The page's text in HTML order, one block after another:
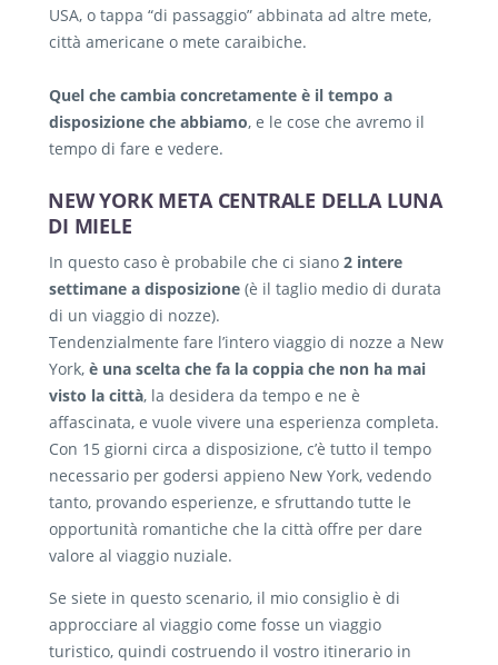
USA, o tappa “di passaggio” abbinata ad altre mete,
città americane o mete caraibiche.
Quel che cambia concretamente è il tempo a
disposizione che abbiamo, e le cose che avremo il
tempo di fare e vedere.
NEW YORK META CENTRALE DELLA LUNA
DI MIELE
In questo caso è probabile che ci siano 2 intere
settimane a disposizione (è il taglio medio di durata
di un viaggio di nozze).
Tendenzialmente fare l’intero viaggio di nozze a New
York, è una scelta che fa la coppia che non ha mai
visto la città, la desidera da tempo e ne è
affascinata, e vuole vivere una esperienza completa.
Con 15 giorni circa a disposizione, c’è tutto il tempo
necessario per godersi appieno New York, vedendo
tanto, provando esperienze, e sfruttando tutte le
opportunità romantiche che la città offre per dare
valore al viaggio nuziale.
Se siete in questo scenario, il mio consiglio è di
approcciare al viaggio come fosse un viaggio
turistico, quindi costruendo il vostro itinerario in